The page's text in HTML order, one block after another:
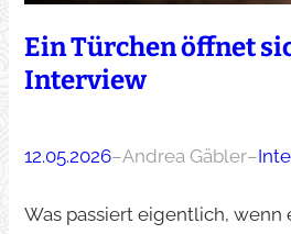
Ein Türchen öffnet
Interview
12.05.2026–Andrea Gäbler–
Was passiert eigentlich, wenn